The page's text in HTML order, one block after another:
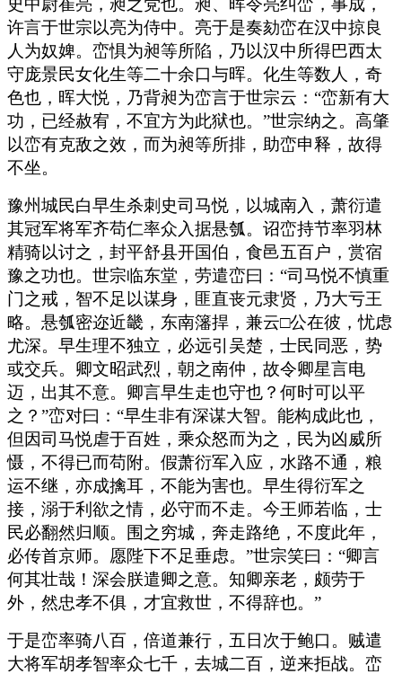
史中尉崔亮，昶之党也。昶、晖令亮纠峦，事成，
许言于世宗以亮为侍中。亮于是奏劾峦在汉中掠良
人为奴婢。峦惧为昶等所陷，乃以汉中所得巴西太
守庞景民女化生等二十余口与晖。化生等数人，奇
色也，晖大悦，乃背昶为峦言于世宗云：“峦新有大
功，已经赦宥，不宜方为此狱也。”世宗纳之。高肇
以峦有克敌之效，而为昶等所排，助峦申释，故得
不坐。
豫州城民白早生杀刺史司马悦，以城南入，萧衍遣
其冠军将军齐苟仁率众入据悬瓠。诏峦持节率羽林
精骑以讨之，封平舒县开国伯，食邑五百户，赏宿
豫之功也。世宗临东堂，劳遣峦曰：“司马悦不慎重
门之戒，智不足以谋身，匪直丧元隶贤，乃大亏王
略。悬瓠密迩近畿，东南籓捍，兼云□公在彼，忧虑
尤深。早生理不独立，必远引吴楚，士民同恶，势
或交兵。卿文昭武烈，朝之南仲，故令卿星言电
迈，出其不意。卿言早生走也守也？何时可以平
之？”峦对曰：“早生非有深谋大智。能构成此也，
但因司马悦虐于百姓，乘众怒而为之，民为凶威所
慑，不得已而苟附。假萧衍军入应，水路不通，粮
运不继，亦成擒耳，不能为害也。早生得衍军之
接，溺于利欲之情，必守而不走。今王师若临，士
民必翻然归顺。围之穷城，奔走路绝，不度此年，
必传首京师。愿陛下不足垂虑。”世宗笑曰：“卿言
何其壮哉！深会朕遣卿之意。知卿亲老，颇劳于
外，然忠孝不俱，才宜救世，不得辞也。”
于是峦率骑八百，倍道兼行，五日次于鲍口。贼遣
大将军胡孝智率众七千，去城二百，逆来拒战。峦